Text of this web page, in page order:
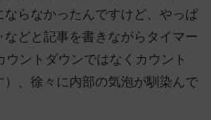
ならなかったんですけど、やっぱ
どと記事を書きながらタイマー
ウントダウンではなくカウント
）、徐々に内部の気泡が馴染んで